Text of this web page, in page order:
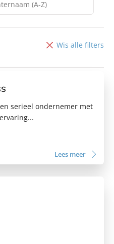
(A-Z)
Achternaam (Z-A)Wis alle filters
serieel ondernemer met
Lees meer